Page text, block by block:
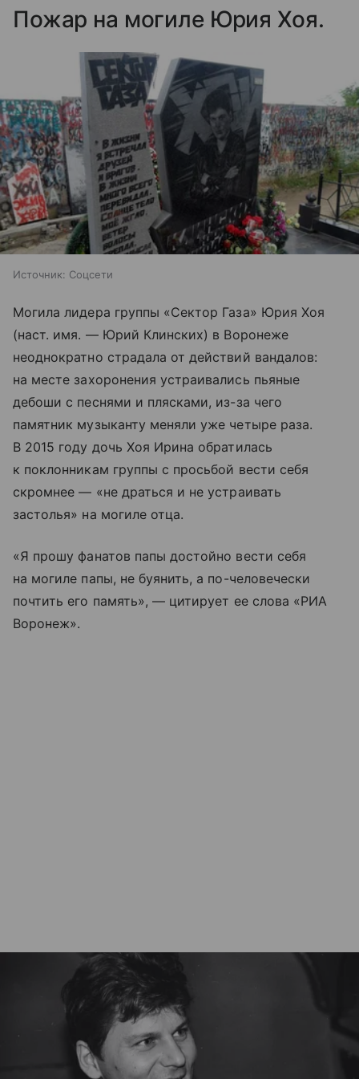
Пожар на могиле Юрия Хоя.
Источник: Соцсети
Могила лидера группы «Сектор Газа» Юрия Хоя
(наст. имя. — Юрий Клинских) в Воронеже
неоднократно страдала от действий вандалов:
на месте захоронения устраивались пьяные
дебоши с песнями и плясками, из-за чего
памятник музыканту меняли уже четыре раза.
В 2015 году дочь Хоя Ирина обратилась
к поклонникам группы с просьбой вести себя
скромнее — «не драться и не устраивать
застолья» на могиле отца.
«Я прошу фанатов папы достойно вести себя
на могиле папы, не буянить, а по-человечески
почтить его память», — цитирует ее слова «РИА
Воронеж».